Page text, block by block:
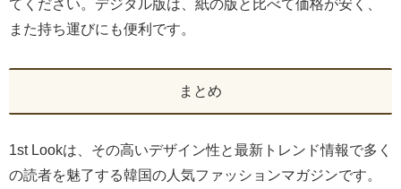
てください。デジタル版は、紙の版と比べて価格が安く、
また持ち運びにも便利です。
まとめ
1st Lookは、その高いデザイン性と最新トレンド情報で多く
の読者を魅了する韓国の人気ファッションマガジンです。